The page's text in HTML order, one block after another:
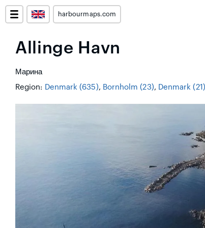
harbourmaps.com
Allinge Havn
Марина
Region: Denmark (635), Bornholm (23), Denmark (21)